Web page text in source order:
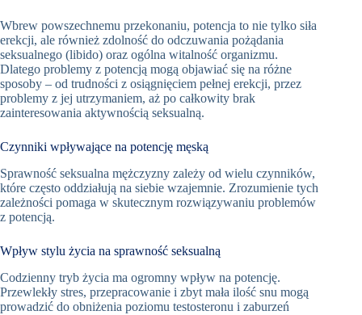
Wbrew powszechnemu przekonaniu, potencja to nie tylko siła
erekcji, ale również zdolność do odczuwania pożądania
seksualnego (libido) oraz ogólna witalność organizmu.
Dlatego problemy z potencją mogą objawiać się na różne
sposoby – od trudności z osiągnięciem pełnej erekcji, przez
problemy z jej utrzymaniem, aż po całkowity brak
zainteresowania aktywnością seksualną.
Czynniki wpływające na potencję męską
Sprawność seksualna mężczyzny zależy od wielu czynników,
które często oddziałują na siebie wzajemnie. Zrozumienie tych
zależności pomaga w skutecznym rozwiązywaniu problemów
z potencją.
Wpływ stylu życia na sprawność seksualną
Codzienny tryb życia ma ogromny wpływ na potencję.
Przewlekły stres, przepracowanie i zbyt mała ilość snu mogą
prowadzić do obniżenia poziomu testosteronu i zaburzeń